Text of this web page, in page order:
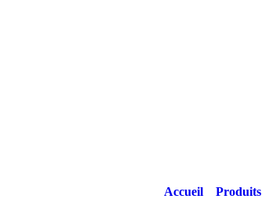
Accueil
Produits